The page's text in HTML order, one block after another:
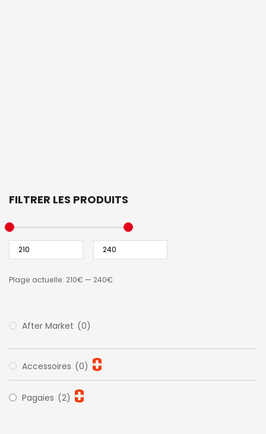
FILTRER LES PRODUITS
Plage actuelle: 210€ — 240€
After Market (0)
Accessoires (0)
Pagaies (2)